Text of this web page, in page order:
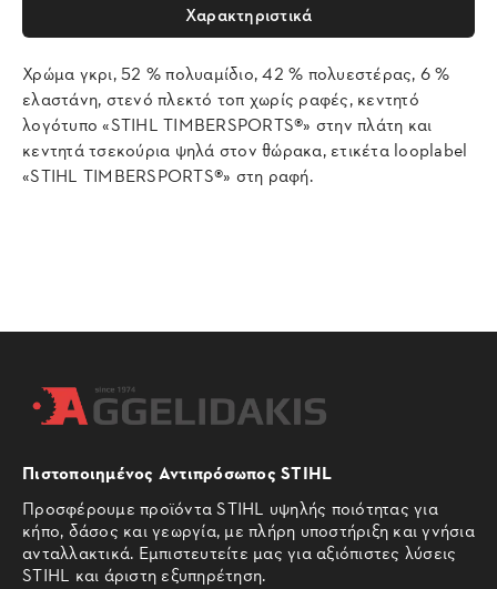
Χαρακτηριστικά
Χρώμα γκρι, 52 % πολυαμίδιο, 42 % πολυεστέρας, 6 %
ελαστάνη, στενό πλεκτό τοπ χωρίς ραφές, κεντητό
λογότυπο «STIHL TIMBERSPORTS®» στην πλάτη και
κεντητά τσεκούρια ψηλά στον θώρακα, ετικέτα looplabel
«STIHL TIMBERSPORTS®» στη ραφή.
Πιστοποιημένος Αντιπρόσωπος STIHL
Προσφέρουμε προϊόντα STIHL υψηλής ποιότητας για
κήπο, δάσος και γεωργία, με πλήρη υποστήριξη και γνήσια
ανταλλακτικά. Εμπιστευτείτε μας για αξιόπιστες λύσεις
STIHL και άριστη εξυπηρέτηση.